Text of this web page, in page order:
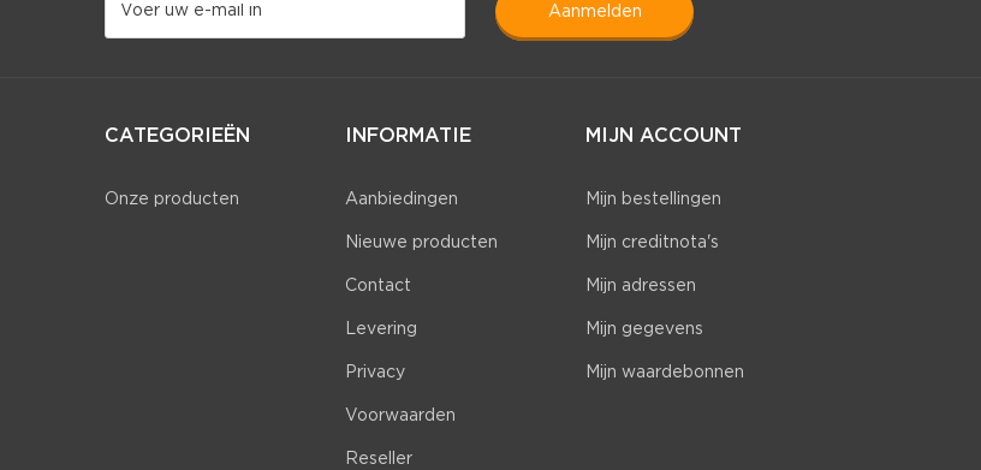
aanmelden
CATEGORIEËN
Onze producten
INFORMATIE
Aanbiedingen
Nieuwe producten
Contact
Levering
Privacy
Voorwaarden
Reseller
MIJN ACCOUNT
Mijn bestellingen
Mijn creditnota's
Mijn adressen
Mijn gegevens
Mijn waardebonnen